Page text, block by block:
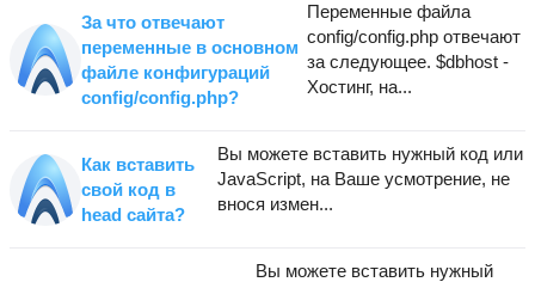
За что отвечают
переменные в основном
файле конфигураций
config/config.php?
Переменные файла
config/config.php отвечают
за следующее. $dbhost -
Хостинг, на...
Как вставить
свой код в
head сайта?
Вы можете вставить нужный код или
JavaScript, на Ваше усмотрение, не
внося измен...
Вы можете вставить нужный